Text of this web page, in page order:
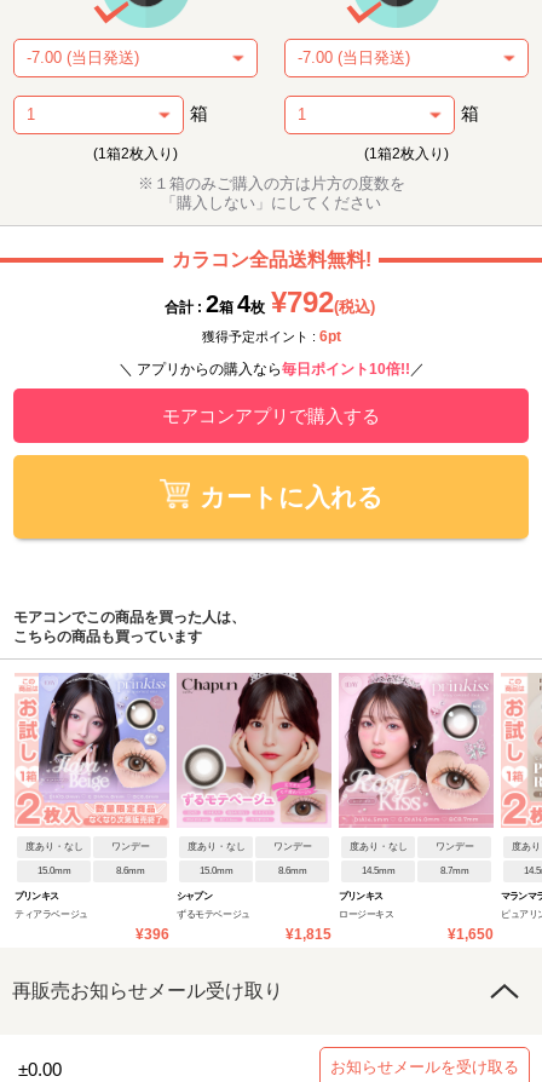
箱
(1箱2枚入り)
箱
(1箱2枚入り)
※１箱のみご購入の方は片方の度数を
「購入しない」にしてください
カラコン全品送料無料!
合計 : 2箱 4枚 ¥792(税込)
獲得予定ポイント : 6pt
＼ アプリからの購入なら毎日ポイント10倍!! ／
モアコンアプリで購入する
カートに入れる
モアコンでこの商品を買った人は、
こちらの商品も買っています
度あり・なし ワンデー
15.0mm 8.6mm
プリンキス
ティアラベージュ
¥396
度あり・なし ワンデー
15.0mm 8.6mm
シャプン
ずるモテベージュ
¥1,815
度あり・なし ワンデー
14.5mm 8.7mm
プリンキス
ロージーキス
¥1,650
度あ
マランマ
ピュアリ
再販売お知らせメール受け取り
±0.00 お知らせメールを受け取る